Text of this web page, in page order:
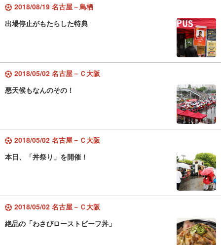
2018/08/19 名古屋－鳥栖
出場停止がもたらした特典
2018/05/02 名古屋－Ｃ大阪
悪天候もなんのその！
2018/05/02 名古屋－Ｃ大阪
本日、「丼祭り」を開催！
2018/05/02 名古屋－Ｃ大阪
絶品の「わさびローストビーフ丼」